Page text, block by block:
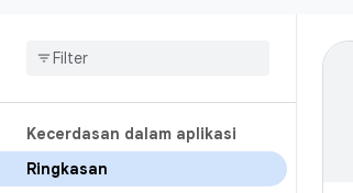
Kecerdasan dalam aplikasi
Ringkasan